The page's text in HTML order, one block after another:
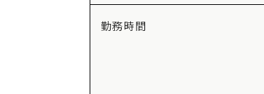
勤務時間